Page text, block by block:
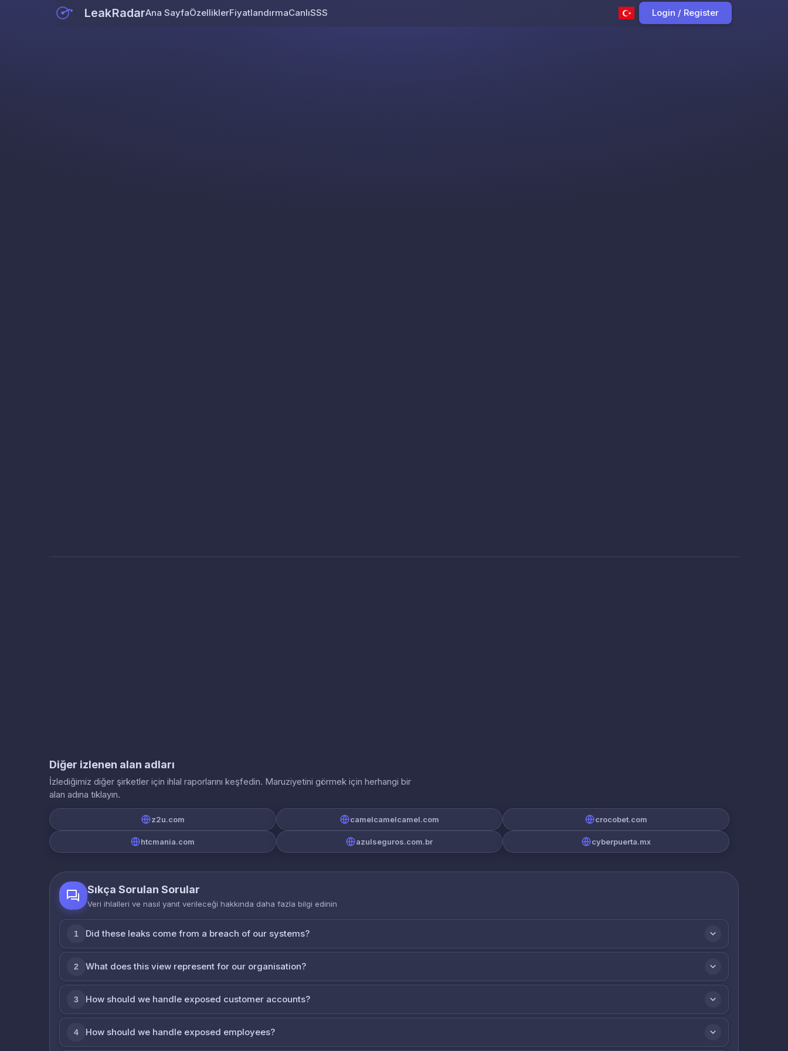
LeakRadarAna SayfaÖzelliklerFiyatlandırmaCanlıSSS Login / Register
Diğer izlenen alan adları
İzlediğimiz diğer şirketler için ihlal raporlarını keşfedin. Maruziyetini görmek için herhangi bir
alan adına tıklayın.
z2u.com camelcamelcamel.com crocobet.com
htcmania.com azulseguros.com.br cyberpuerta.mx
Sıkça Sorulan Sorular
Veri ihlalleri ve nasıl yanıt verileceği hakkında daha fazla bilgi edinin
1 Did these leaks come from a breach of our systems?
2 What does this view represent for our organisation?
3 How should we handle exposed customer accounts?
4 How should we handle exposed employees?